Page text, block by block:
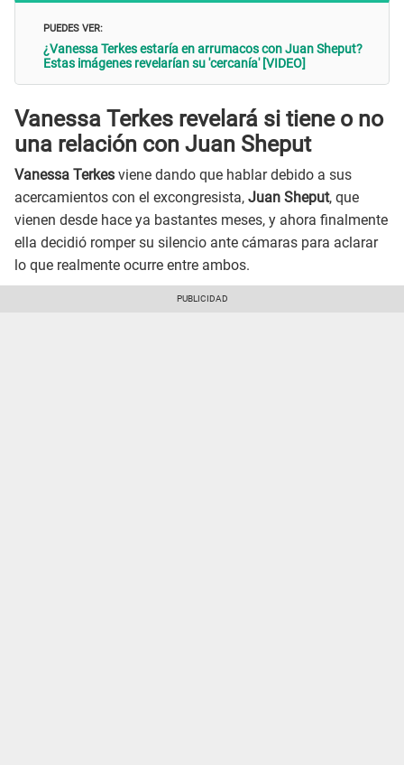
PUEDES VER:
¿Vanessa Terkes estaría en arrumacos con Juan Sheput?
Estas imágenes revelarían su 'cercanía' [VIDEO]
Vanessa Terkes revelará si tiene o no
una relación con Juan Sheput
Vanessa Terkes viene dando que hablar debido a sus
acercamientos con el excongresista, Juan Sheput, que
vienen desde hace ya bastantes meses, y ahora finalmente
ella decidió romper su silencio ante cámaras para aclarar
lo que realmente ocurre entre ambos.